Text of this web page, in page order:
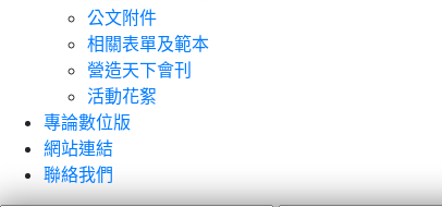
公文附件
相關表單及範本
營造天下會刊
活動花絮
專論數位版
網站連結
聯絡我們